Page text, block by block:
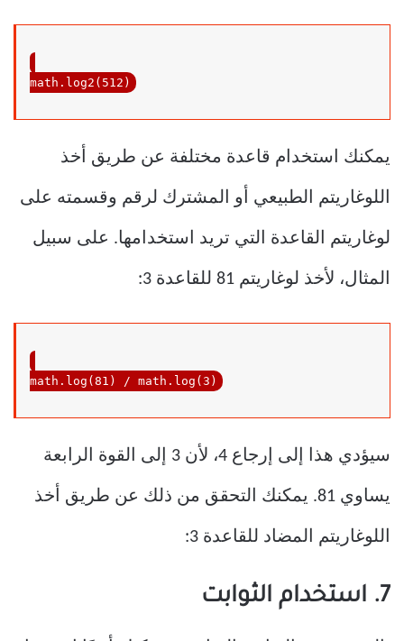
math.log2( 512 )
يمكنك استخدام قاعدة مختلفة عن طريق أخذ
اللوغاريتم الطبيعي أو المشترك لرقم وقسمته على
لوغاريتم القاعدة التي تريد استخدامها. على سبيل
المثال، لأخذ لوغاريتم 81 للقاعدة 3:
math.log( 81 ) / math.log( 3 )
سيؤدي هذا إلى إرجاع 4، لأن 3 إلى القوة الرابعة
يساوي 81. يمكنك التحقق من ذلك عن طريق أخذ
اللوغاريتم المضاد للقاعدة 3:
7. استخدام الثوابت